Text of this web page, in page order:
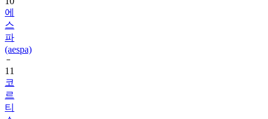
스
파
(aespa)
11
코
르
티
스
(CORTIS)